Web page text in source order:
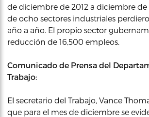
de diciembre de 2012 a diciembre de
de ocho sectores industriales
año a año. El propio sector
reducción de 16,500 empleos.
Comunicado de Prensa del
Trabajo:
El secretario del Trabajo, Vance
que para el mes de diciembre se